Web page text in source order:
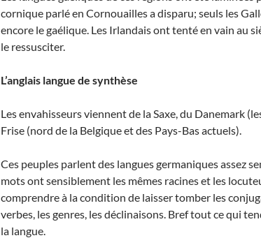
cornique parlé en Cornouailles a disparu; seuls les
encore le gaélique. Les Irlandais ont tenté en vain au
le ressusciter.
L’anglais langue de synthèse
Les envahisseurs viennent de la Saxe, du Danemark
Frise (nord de la Belgique et des Pays-Bas actuels).
Ces peuples parlent des langues germaniques assez
mots ont sensiblement les mêmes racines et les
comprendre à la condition de laisser tomber les
verbes, les genres, les déclinaisons. Bref tout ce qui
la langue.